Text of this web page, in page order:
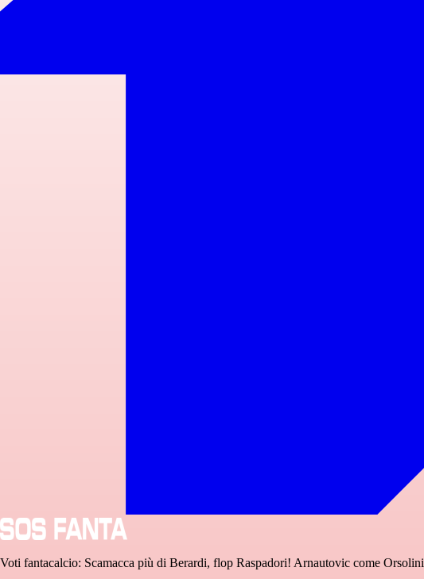
Voti fantacalcio: Scamacca più di Berardi, flop Raspadori! Arnautovic come Orsolini